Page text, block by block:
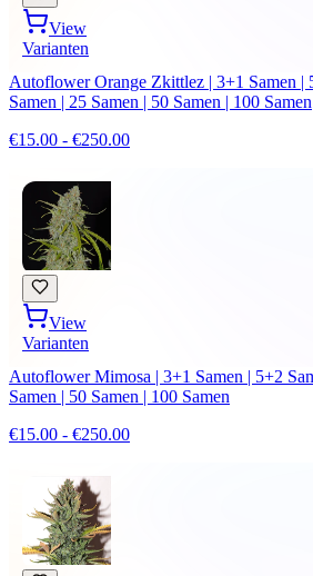
View
Varianten
Autoflower Orange Zkittlez | 3+1 Samen |
Samen | 25 Samen | 50 Samen | 100 Samen
€15.00 - €250.00
View
Varianten
Autoflower Mimosa | 3+1 Samen | 5+2
Samen | 50 Samen | 100 Samen
€15.00 - €250.00